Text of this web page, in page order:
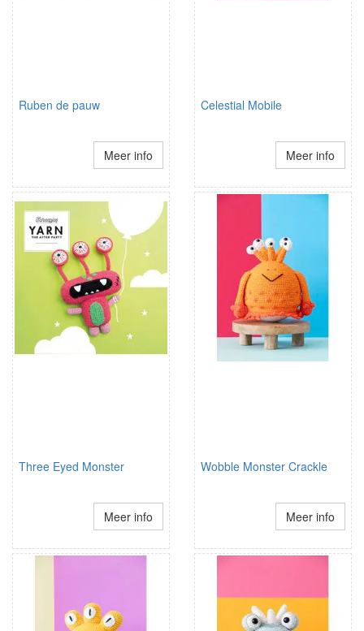
Ruben de pauw
Meer info
Celestial Mobile
Meer info
Three Eyed Monster
Meer info
Wobble Monster Crackle
Meer info